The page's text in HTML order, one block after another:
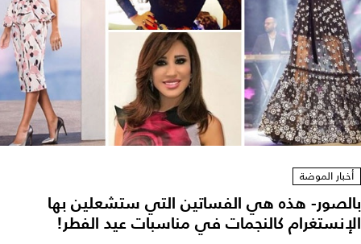
أخبار الموضة
بالصور- هذه هي الفساتين التي ستشعلين بها
الإنستغرام كالنجمات في مناسبات عيد الفطر!